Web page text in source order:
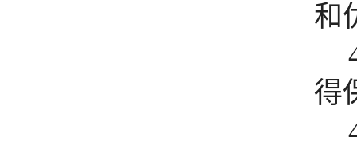
和
得